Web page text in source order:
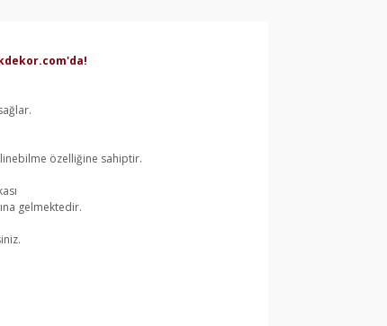
özelliğine sahiptir.
gelmektedir.